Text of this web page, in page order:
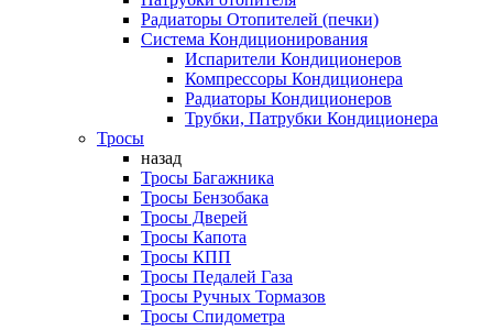
Радиаторы Отопителей (печки)
Система Кондиционирования
Испарители Кондиционеров
Компрессоры Кондиционера
Радиаторы Кондиционеров
Трубки, Патрубки Кондиционера
Тросы
назад
Тросы Багажника
Тросы Бензобака
Тросы Дверей
Тросы Капота
Тросы КПП
Тросы Педалей Газа
Тросы Ручных Тормазов
Тросы Спидометра